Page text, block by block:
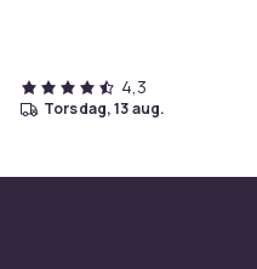
4,3
torsdag, 13 aug.